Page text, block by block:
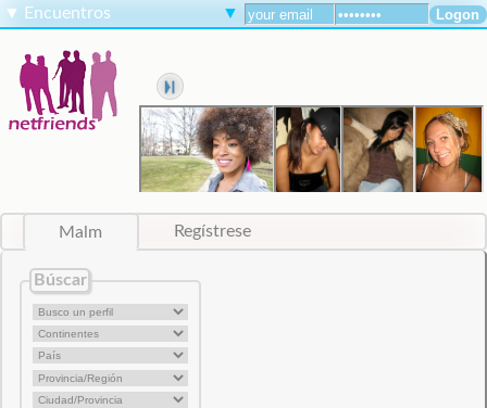
▼ Encuentros ▼
Malm Regístrese
Búscar